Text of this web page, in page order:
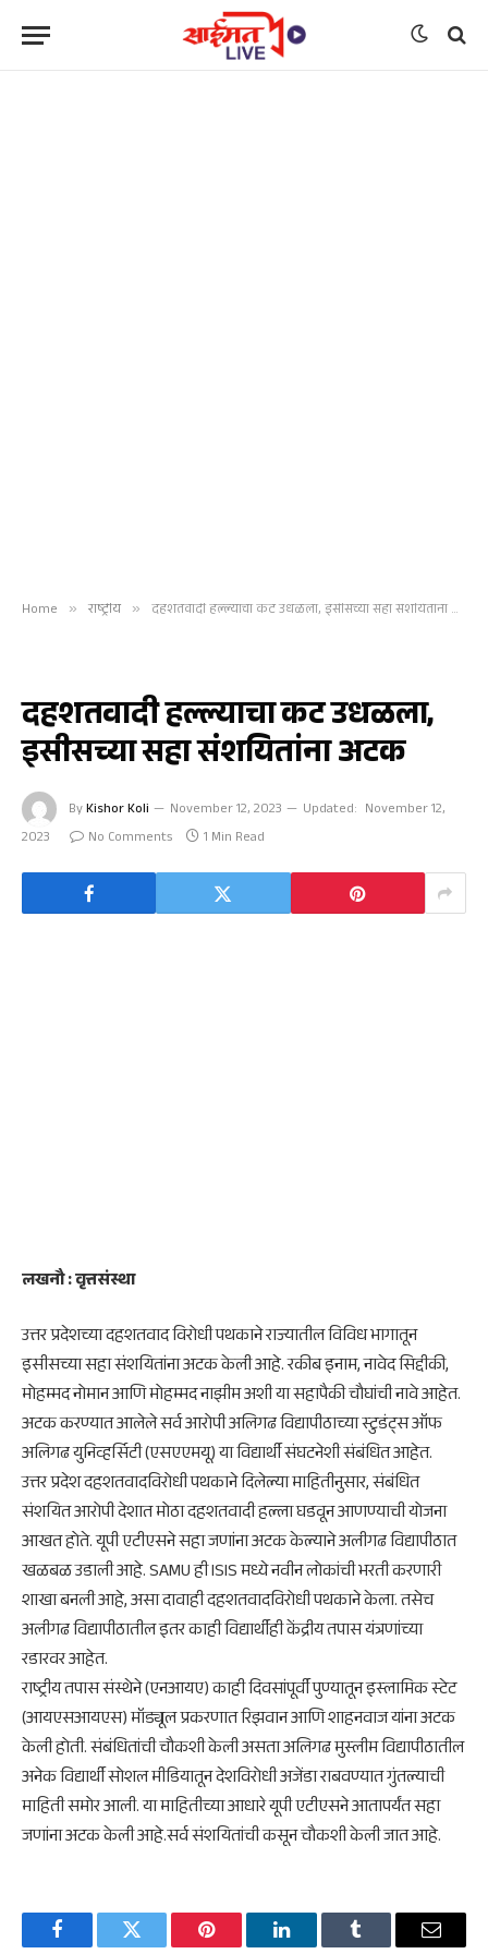
Home » राष्ट्रीय » दहशतवादी हल्ल्याचा कट उधळला, इसीसच्या सहा संशयितांना अटक
दहशतवादी हल्ल्याचा कट उधळला,
इसीसच्या सहा संशयितांना अटक
ByKishor Koli November 12, 2023 Updated: November 12,
2023
No Comments 1 Min Read
लखनौ : वृत्तसंस्था
उत्तर प्रदेशच्या दहशतवाद विरोधी पथकाने राज्यातील विविध भागातून
इसीसच्या सहा संशयितांना अटक केली आहे. रकीब इनाम, नावेद सिद्दीकी,
मोहम्मद नोमान आणि मोहम्मद नाझीम अशी या सहापैकी चौघांची नावे आहेत.
अटक करण्यात आलेले सर्व आरोपी अलिगढ विद्यापीठाच्या स्टुडंट्‌‍स ऑफ
अलिगढ युनिव्हर्सिटी (एसएएमयू) या विद्यार्थी संघटनेशी संबंधित आहेत.
उत्तर प्रदेश दहशतवादविरोधी पथकाने दिलेल्या माहितीनुसार, संबंधित
संशयित आरोपी देशात मोठा दहशतवादी हल्ला घडवून आणण्याची योजना
आखत होते. यूपी एटीएसने सहा जणांना अटक केल्याने अलीगढ विद्यापीठात
खळबळ उडाली आहे. SAMU ही ISIS मध्ये नवीन लोकांची भरती करणारी
शाखा बनली आहे, असा दावाही दहशतवादविरोधी पथकाने केला. तसेच
अलीगढ विद्यापीठातील इतर काही विद्यार्थीही केंद्रीय तपास यंत्रणांच्या
रडारवर आहेत.
राष्ट्रीय तपास संस्थेने (एनआयए) काही दिवसांपूर्वी पुण्यातून इस्लामिक स्टेट
(आयएसआयएस) मॉड्यूल प्रकरणात रिझवान आणि शाहनवाज यांना अटक
केली होती. संबंधितांची चौकशी केली असता अलिगढ मुस्लीम विद्यापीठातील
अनेक विद्यार्थी सोशल मीडियातून देशविरोधी अजेंडा राबवण्यात गुंतल्याची
माहिती समोर आली. या माहितीच्या आधारे यूपी एटीएसने आतापर्यंत सहा
जणांना अटक केली आहे.सर्व संशयितांची कसून चौकशी केली जात आहे.
FacebookTwitter Pinterest LinkedInTumblr Email